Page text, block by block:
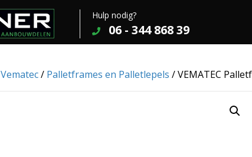
Hulp nodig?
06 - 344 868 39
Vematec/ Palletframes en Palletlepels / VEMATEC